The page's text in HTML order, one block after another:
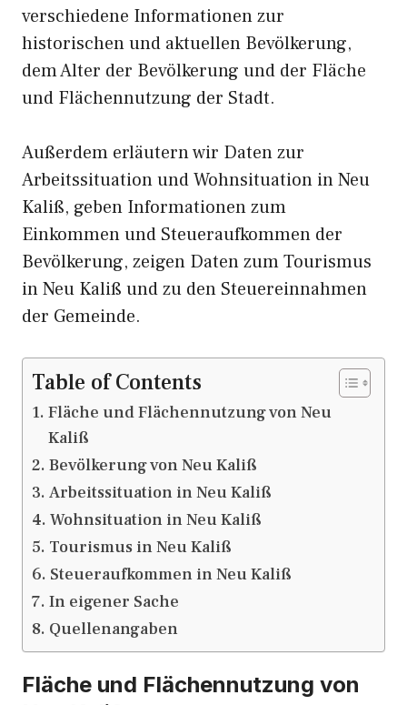
verschiedene Informationen zur
historischen und aktuellen Bevölkerung,
dem Alter der Bevölkerung und der Fläche
und Flächennutzung der Stadt.
Außerdem erläutern wir Daten zur
Arbeitssituation und Wohnsituation in Neu
Kaliß, geben Informationen zum
Einkommen und Steueraufkommen der
Bevölkerung, zeigen Daten zum Tourismus
in Neu Kaliß und zu den Steuereinnahmen
der Gemeinde.
Table of Contents
Fläche und Flächennutzung von Neu
Kaliß
Bevölkerung von Neu Kaliß
Arbeitssituation in Neu Kaliß
Wohnsituation in Neu Kaliß
Tourismus in Neu Kaliß
Steueraufkommen in Neu Kaliß
In eigener Sache
Quellenangaben
Fläche und Flächennutzung von